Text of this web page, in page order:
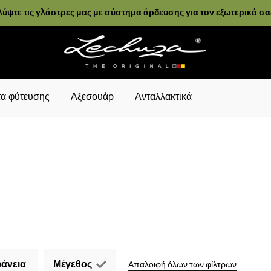
τις γλάστρες μας με σύστημα άρδευσης για τον εξωτερικό
φύτευσης Αξεσουάρ Ανταλλακτικά
Μέγεθος Απαλοιφή όλων των φίλτρων